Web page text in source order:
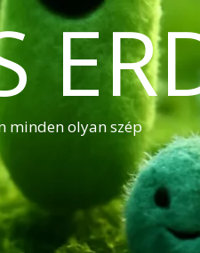
minden olyan szép